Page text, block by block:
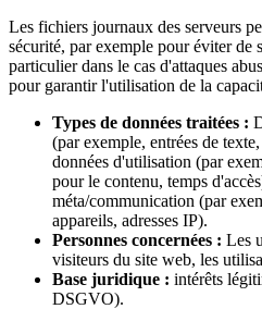
Les fichiers journaux des serveurs
sécurité, par exemple pour éviter de
particulier dans le cas d'attaques
pour garantir l'utilisation de la
Types de données traitées :
(par exemple, entrées de
données d'utilisation (par
pour le contenu, temps
méta/communication (par
appareils, adresses IP).
Personnes concernées : Les
visiteurs du site web, les
Base juridique : intérêts
DSGVO).